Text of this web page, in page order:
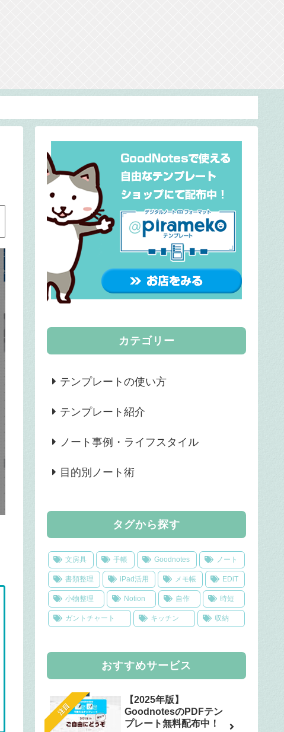
カテゴリー
テンプレートの使い方
テンプレート紹介
ノート事例・ライフスタイル
目的別ノート術
タグから探す
文房具 手帳 Goodnotes ノート
書類整理 iPad活用 メモ帳 EDiT
小物整理 Notion 自作 時短
ガントチャート キッチン 収納
おすすめサービス
注目
【2025年版】
GoodnotesのPDFテン
プレート無料配布中！